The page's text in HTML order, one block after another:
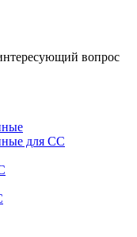
вопрос
для СС